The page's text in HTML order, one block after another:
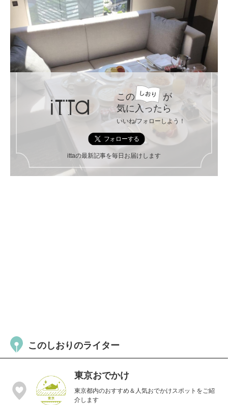
この
が
気に入ったら
いいね/フォローしよう！
ittaの最新記事を毎日お届けします
このしおりのライター
東京おでかけ
東京都内のおすすめ＆人気おでかけスポットをご紹
介します